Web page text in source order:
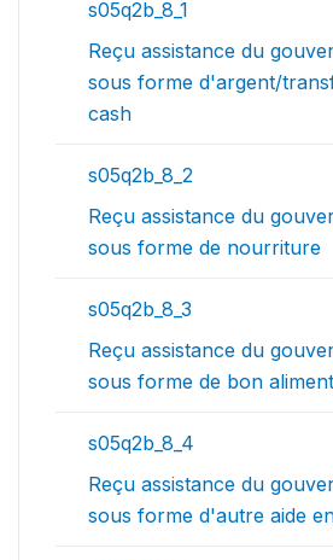
s05q2b_8_1
Reçu assistance du
sous forme d'argent/
cash
s05q2b_8_2
Reçu assistance du
sous forme de nourriture
s05q2b_8_3
Reçu assistance du
sous forme de bon
s05q2b_8_4
Reçu assistance du
sous forme d'autre aide